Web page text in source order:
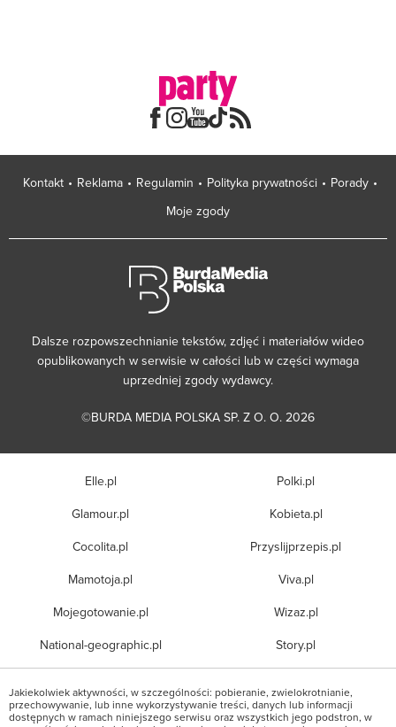
Kontakt Reklama Regulamin Polityka prywatności
Porady
Moje zgody
Dalsze rozpowszechnianie tekstów, zdjęć i materiałów wideo
opublikowanych w serwisie w całości lub w części wymaga
uprzedniej zgody wydawcy.
©BURDA MEDIA POLSKA SP. Z O. O. 2026
Elle.pl
Glamour.pl
Cocolita.pl
Mamotoja.pl
Mojegotowanie.pl
National-geographic.pl
Polki.pl
Kobieta.pl
Przyslijprzepis.pl
Viva.pl
Wizaz.pl
Story.pl
Jakiekolwiek aktywności, w szczególności: pobieranie, zwielokrotnianie,
przechowywanie, lub inne wykorzystywanie treści, danych lub informacji
dostępnych w ramach niniejszego serwisu oraz wszystkich jego podstron, w